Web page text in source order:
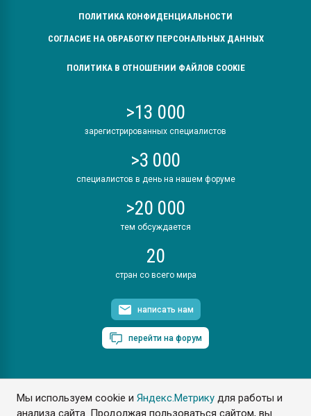
Мы используем cookie иЯндекс.Метрику для работы и
анализа сайта. Продолжая пользоваться сайтом, вы
ПОЛИТИКА КОНФИДЕНЦИАЛЬНОСТИ
СОГЛАСИЕ НА ОБРАБОТКУ ПЕРСОНАЛЬНЫХ ДАННЫХ
ПОЛИТИКА В ОТНОШЕНИИ ФАЙЛОВ COOKIE
>13 000
зарегистрированных специалистов
>3 000
специалистов в день на нашем форуме
>20 000
тем обсуждается
20
стран со всего мира
написать нам
перейти на форум
ПластЭксперт © 2006. Все права защищены
Разрешается копирование материалов сайта с обязательной